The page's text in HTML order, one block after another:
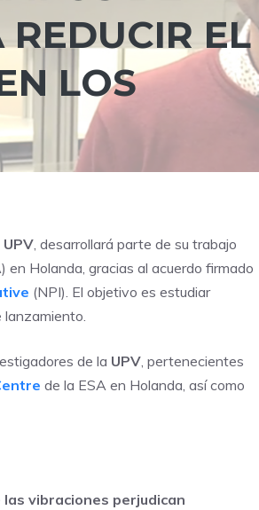
EL
LOS
, desarrollará parte de su trabajo
en Holanda, gracias al acuerdo firmado
(NPI). El objetivo es estudiar
lanzamiento.
de la UPV, pertenecientes
de la ESA en Holanda, así como
las vibraciones perjudican